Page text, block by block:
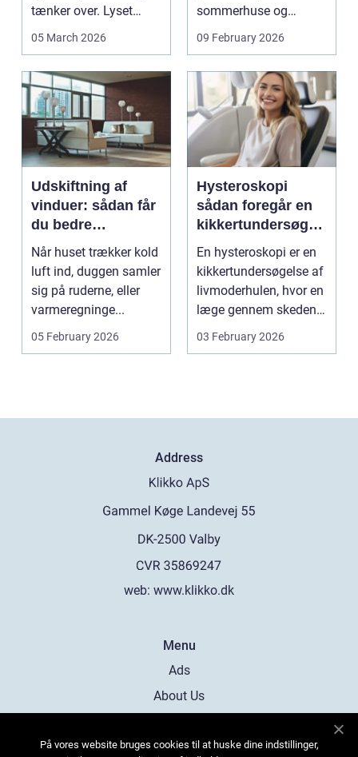
tænker over. Lyset
falder anderledes ind,
05 March 2026
sommerhuse og
mindre erhverv i
Odsherred. Mang...
09 February 2026
Udskiftning af
vinduer: sådan får
du bedre
indeklima og
lavere
varmeregning
Når huset trækker kold
luft ind, duggen samler
sig på ruderne, eller
varmeregninge...
05 February 2026
Hysteroskopi
sådan foregår en
kikkertundersøgel
se af livmoderen
En hysteroskopi er en
kikkertundersøgelse af
livmoderhulen, hvor en
læge gennem skeden
og livmoderha...
03 February 2026
Address
web: www.klikko.dk
Menu
Ads
About Us
Contact
På vores website bruges cookies til at huske dine indstillinger,